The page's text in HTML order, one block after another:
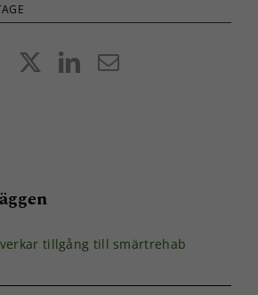
FacebookLinkedIn
E-
tillgång till smärtrehab